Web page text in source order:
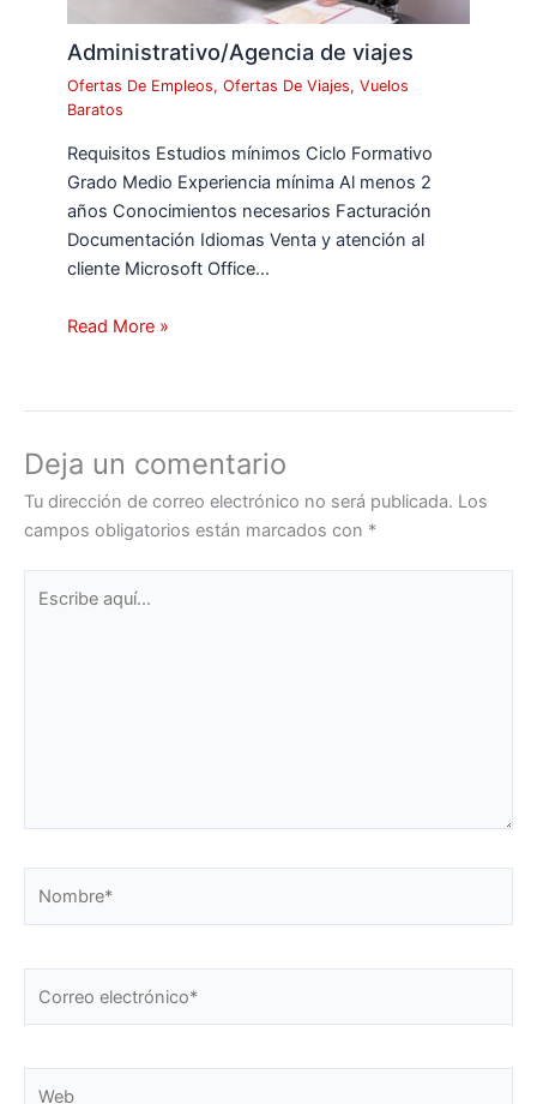
Administrativo/Agencia de viajes
Ofertas De Empleos,Ofertas De Viajes,Vuelos
Baratos
Requisitos Estudios mínimos Ciclo Formativo
Grado Medio Experiencia mínima Al menos 2
años Conocimientos necesarios Facturación
Documentación Idiomas Venta y atención al
cliente Microsoft Office…
Read More »
Deja un comentario
Tu dirección de correo electrónico no será publicada. Los
campos obligatorios están marcados con *
electrónico*